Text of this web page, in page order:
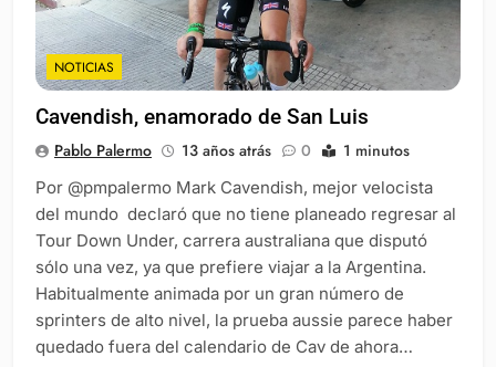
NOTICIAS
Cavendish, enamorado de San Luis
Pablo Palermo 13 años atrás 0 1 minutos
Por @pmpalermo Mark Cavendish, mejor velocista
del mundo declaró que no tiene planeado regresar al
Tour Down Under, carrera australiana que disputó
sólo una vez, ya que prefiere viajar a la Argentina.
Habitualmente animada por un gran número de
sprinters de alto nivel, la prueba aussie parece haber
quedado fuera del calendario de Cav de ahora…